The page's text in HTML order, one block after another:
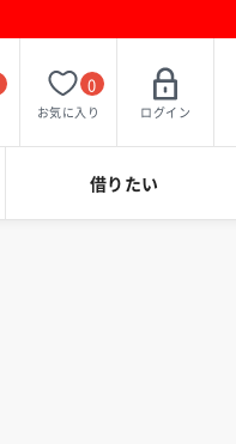
0
お気に入り ログイン
借りたい